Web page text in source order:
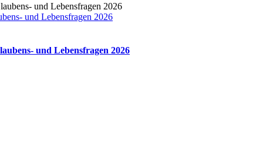
und Lebensfragen 2026
und Lebensfragen 2026